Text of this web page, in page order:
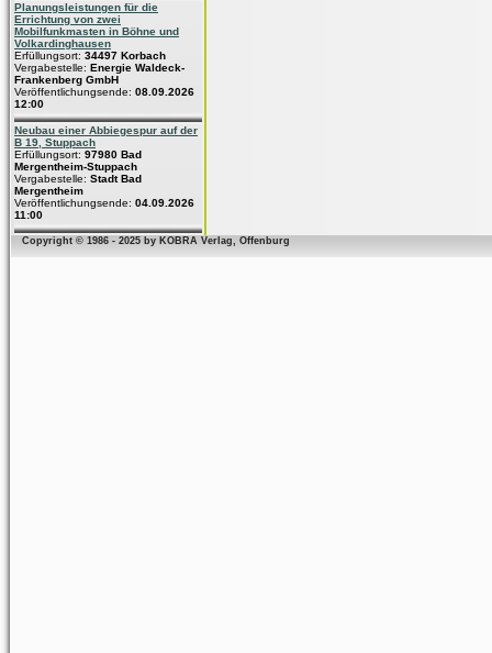
Planungsleistungen für die
Errichtung von zwei
Mobilfunkmasten in Böhne und
Volkardinghausen
Erfüllungsort: 34497 Korbach
Vergabestelle: Energie Waldeck-
Frankenberg GmbH
Veröffentlichungsende: 08.09.2026
12:00
Neubau einer Abbiegespur auf der
B 19, Stuppach
Erfüllungsort: 97980 Bad
Mergentheim-Stuppach
Vergabestelle: Stadt Bad
Mergentheim
Veröffentlichungsende: 04.09.2026
11:00
Copyright © 1986 - 2025 by KOBRA Verlag, Offenburg